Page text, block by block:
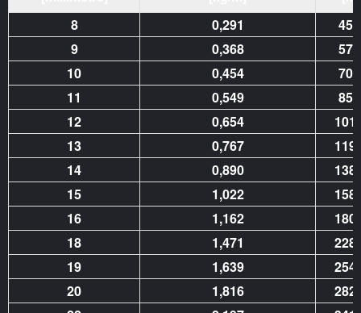
8
0,291
9
0,368
10
0,454
11
0,549
12
0,654
13
0,767
14
0,890
15
1,022
16
1,162
18
1,471
19
1,639
20
1,816